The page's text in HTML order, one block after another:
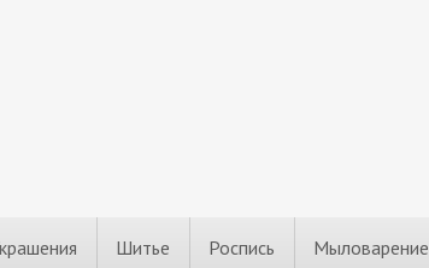
Шитье Роспись Мыловарение